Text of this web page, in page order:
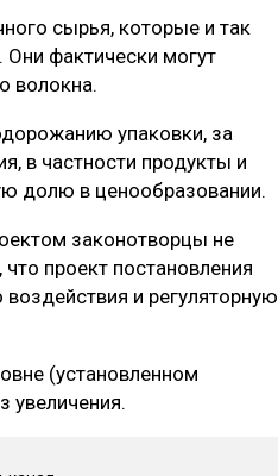
сырья, которые и так
фактически могут
волокна.
упаковки, за
в частности продукты и
долю в ценообразовании.
законотворцы не
проект постановления
и регуляторную
(установленном
увеличения.